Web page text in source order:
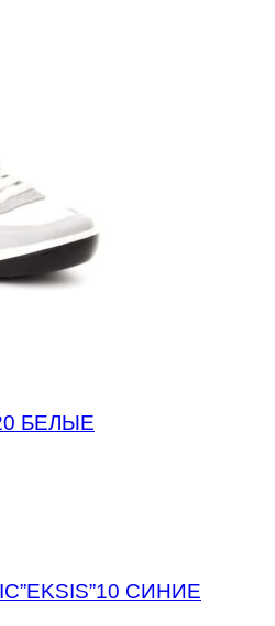
БЕЛЫЕ
СИНИЕ